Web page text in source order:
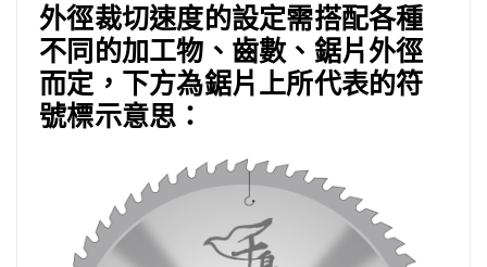
外徑裁切速度的設定需搭配各種
不同的加工物、齒數、鋸片外徑
而定，下方為鋸片上所代表的符
號標示意思：